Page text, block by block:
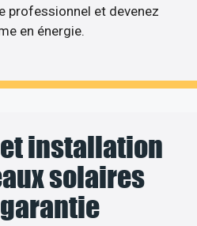
professionnel et devenez
en énergie.
installation
solaires